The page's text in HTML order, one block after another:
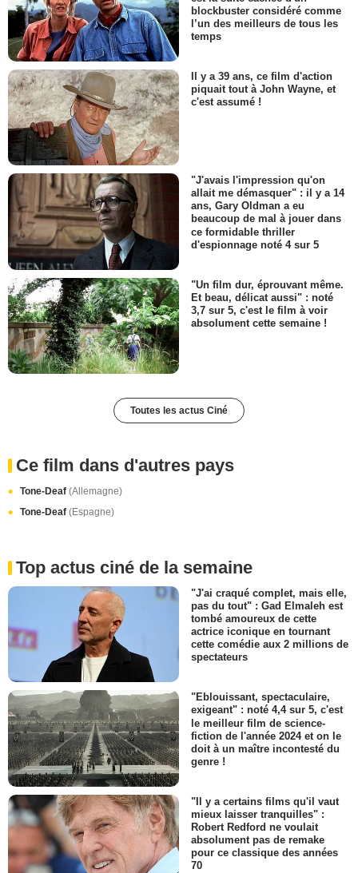
blockbuster considéré comme
l’un des meilleurs de tous les
temps
Il y a 39 ans, ce film d'action
piquait tout à John Wayne, et
c'est assumé !
"J'avais l'impression qu'on
allait me démasquer" : il y a 14
ans, Gary Oldman a eu
beaucoup de mal à jouer dans
ce formidable thriller
d'espionnage noté 4 sur 5
"Un film dur, éprouvant même.
Et beau, délicat aussi" : noté
3,7 sur 5, c'est le film à voir
absolument cette semaine !
Toutes les actus Ciné
Ce film dans d'autres pays
Tone-Deaf (Allemagne)
Tone-Deaf (Espagne)
Top actus ciné de la semaine
"J'ai craqué complet, mais elle,
pas du tout" : Gad Elmaleh est
tombé amoureux de cette
actrice iconique en tournant
cette comédie aux 2 millions de
spectateurs
"Eblouissant, spectaculaire,
exigeant" : noté 4,4 sur 5, c'est
le meilleur film de science-
fiction de l'année 2024 et on le
doit à un maître incontesté du
genre !
"Il y a certains films qu'il vaut
mieux laisser tranquilles" :
Robert Redford ne voulait
absolument pas de remake
pour ce classique des années
70